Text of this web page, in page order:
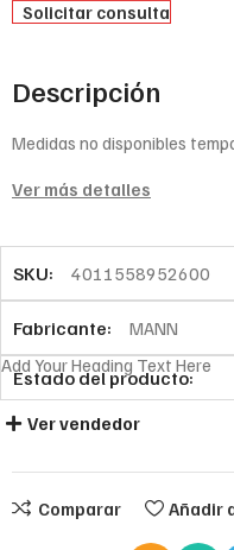
Solicitar consulta
Descripción
Medidas no disponibles
Ver más detalles
SKU: 4011558952600
Fabricante: MANN
Estado del producto:
Add Your Heading Text Here
Ver vendedor
Comparar Añadir